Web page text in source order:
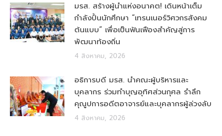
มรส. สร้างผู้นำแห่งอนาคต! เดินหน้าเต็ม
กำลังปั้นนักศึกษา “เทรนเนอร์วิศวกรสังคม
ต้นแบบ” เพื่อเป็นฟันเฟืองสำคัญสู่การ
พัฒนาท้องถิ่น
4 สิงหาคม, 2026
อธิการบดี มรส. นำคณะผู้บริหารและ
บุคลากร ร่วมทำบุญอุทิศส่วนกุศล รำลึก
คุณูปการอดีตอาจารย์และบุคลากรผู้ล่วงลับ
4 สิงหาคม, 2026